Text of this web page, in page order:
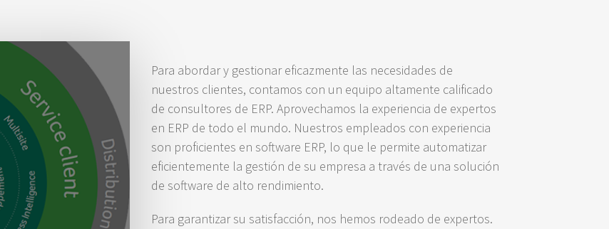
Para abordar y gestionar eficazmente las necesidades de
nuestros clientes, contamos con un equipo altamente calificado
de consultores de ERP. Aprovechamos la experiencia de expertos
en ERP de todo el mundo. Nuestros empleados con experiencia
son proficientes en software ERP, lo que le permite automatizar
eficientemente la gestión de su empresa a través de una solución
de software de alto rendimiento.
Para garantizar su satisfacción, nos hemos rodeado de expertos.